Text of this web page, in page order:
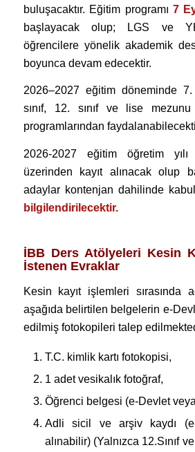
buluşacaktır. Eğitim programı 7
başlayacak olup; LGS ve
öğrencilere yönelik akademik
boyunca devam edecektir.
2026–2027 eğitim döneminde 7.
sınıf, 12. sınıf ve lise
programlarından
2026-2027 eğitim öğretim
üzerinden kayıt alınacak olup
adaylar kontenjan dahilinde
bilgilendirilecektir.
İBB Ders Atölyeleri Kesin
İstenen Evraklar
Kesin kayıt işlemleri sırasında
aşağıda belirtilen belgelerin e-
edilmiş fotokopileri talep
T.C. kimlik kartı fotokopisi,
1 adet vesikalık fotoğraf,
Öğrenci belgesi (e-Devlet
Adli sicil ve arşiv kaydı
alınabilir) (Yalnızca 12.Sınıf